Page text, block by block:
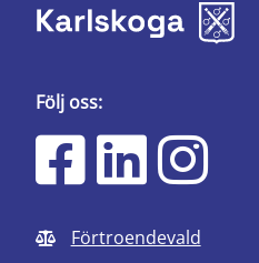
Följ oss:
Förtroendevald